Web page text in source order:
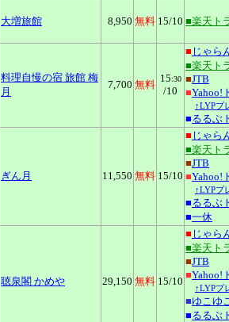
大増旅館 8,950 無料 15/10 ■楽天ト
料理自慢の宿 旅館 梅
月
7,700 無料
15:30
/10
■ じゃら
■楽天ト
■JTB
■Yahoo!
↑LYPプ
■るるぶ
ぎん月 11,550 無料 15/10
■ じゃら
■楽天ト
■JTB
■Yahoo!
↑LYPプ
■るるぶ
■一休
聴泉閣 かめや 29,150 無料 15/10
■ じゃら
■楽天ト
■JTB
■Yahoo!
↑LYPプ
■ゆこゆ
■るるぶ